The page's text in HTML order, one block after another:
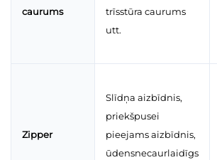
caurums
trīsstūra caurums
utt.
Zipper
Slīdņa aizbīdnis,
priekšpusei
pieejams aizbīdnis,
ūdensnecaurlaidīgs